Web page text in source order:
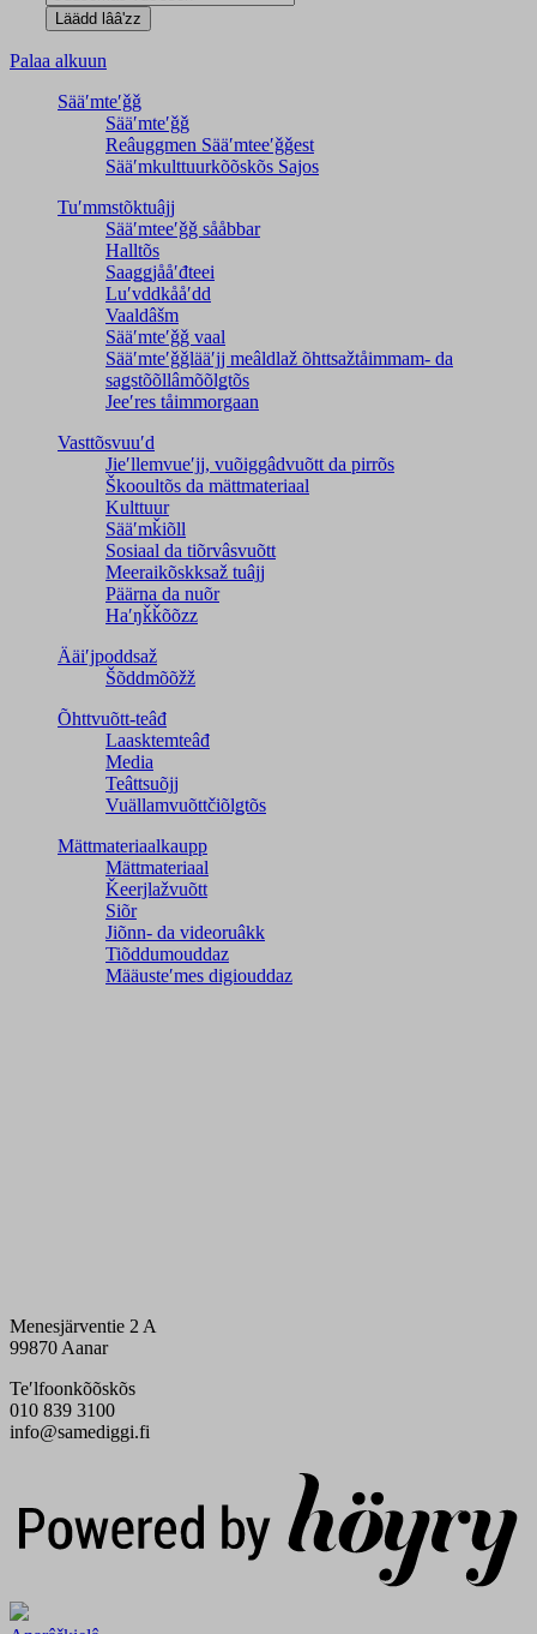
Palaa alkuun
Sääʹmteʹǧǧ
Sääʹmteʹǧǧ
Reâuggmen Sääʹmteeʹǧǧest
Sääʹmkulttuurkõõskõs Sajos
Tuʹmmstõktuâjj
Sääʹmteeʹǧǧ sååbbar
Halltõs
Saaǥǥjååʹđteei
Luʹvddkååʹdd
Vaaldâšm
Sääʹmteʹǧǧ vaal
Sääʹmteʹǧǧlääʹjj meâldlaž õhttsažtåimmam- da
saǥstõõllâmõõlǥtõs
Jeeʹres tåimmorgaan
Vasttõsvuuʹd
Jieʹllemvueʹjj, vuõiggâdvuõtt da pirrõs
Škooultõs da mättmateriaal
Kulttuur
Sääʹmǩiõll
Sosiaal da tiõrvâsvuõtt
Meeraikõskksaž tuâjj
Päärna da nuõr
Haʹŋǩǩõõzz
Ääiʹjpoddsaž
Šõddmõõžž
Õhttvuõtt-teâđ
Laasktemteâđ
Media
Teâttsuõjj
Vuällamvuõttčiõlǥtõs
Mättmateriaalkaupp
Mättmateriaal
Ǩeerjlažvuõtt
Siõr
Jiõnn- da videoruâkk
Tiõddumouddaz
Määusteʹmes digiouddaz
Menesjärventie 2 A
99870 Aanar
Teʹlfoonkõõskõs
010 839 3100
info@samediggi.fi